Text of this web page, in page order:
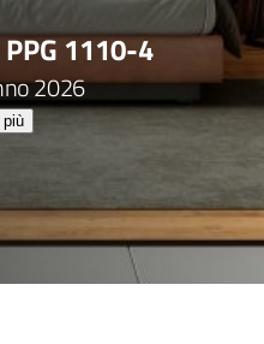
PPG 1110-4​
2026​
più​